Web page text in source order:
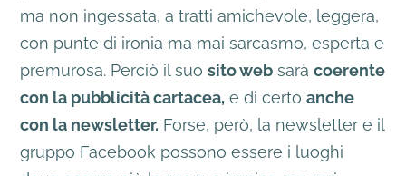
ma non ingessata, a tratti amichevole, leggera,
con punte di ironia ma mai sarcasmo, esperta e
premurosa. Perciò il suosito web saràcoerente
con la pubblicità cartacea, e di certoanche
con la newsletter. Forse, però, la newsletter e il
gruppo Facebook possono essere i luoghi